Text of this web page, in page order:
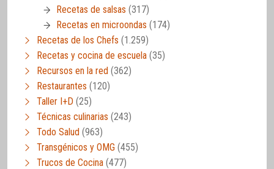
Recetas de salsas (317)
Recetas en microondas (174)
Recetas de los Chefs (1.259)
Recetas y cocina de escuela (35)
Recursos en la red (362)
Restaurantes (120)
Taller I+D (25)
Técnicas culinarias (243)
Todo Salud (963)
Transgénicos y OMG (455)
Trucos de Cocina (477)